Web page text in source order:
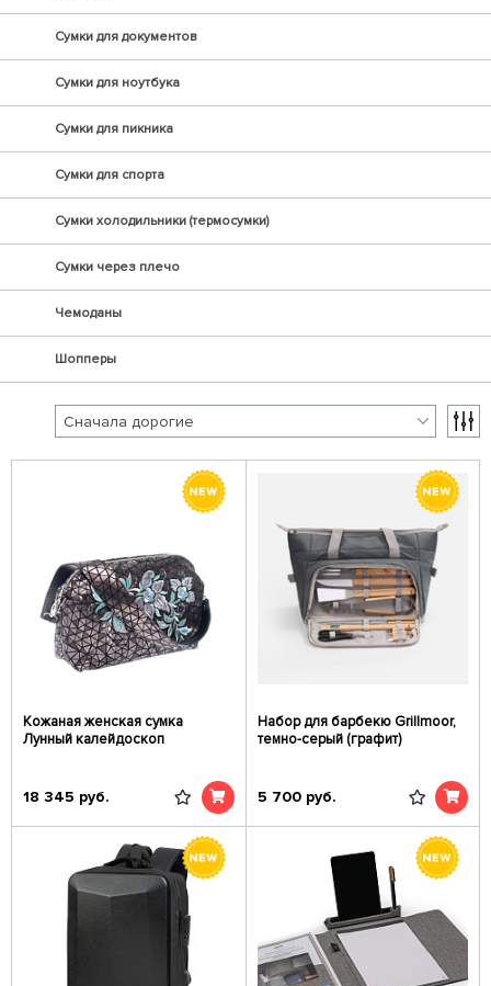
Сумки для документов
Сумки для ноутбука
Сумки для пикника
Сумки для спорта
Сумки холодильники (термосумки)
Сумки через плечо
Чемоданы
Шопперы
Кожаная женская сумка
Лунный калейдоскоп
18 345 руб.
Набор для барбекю Grillmoor,
темно-серый (графит)
5 700 руб.